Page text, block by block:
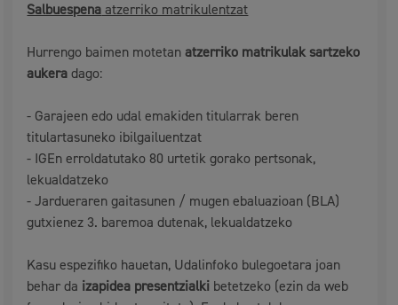
Salbuespena atzerriko matrikulentzat
Hurrengo baimen motetanatzerriko matrikulak sartzeko
aukeradago:
- Garajeen edo udal emakiden titularrak beren
titulartasuneko ibilgailuentzat
- IGEn erroldatutako 80 urtetik gorako pertsonak,
lekualdatzeko
- Jardueraren gaitasunen / mugen ebaluazioan (BLA)
gutxienez 3. baremoa dutenak, lekualdatzeko
Kasu espezifiko hauetan, Udalinfoko bulegoetara joan
behar da izapidea presentzialki betetzeko (ezin da web